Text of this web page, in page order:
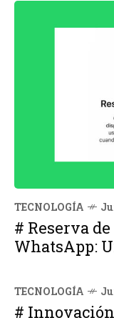
TECNOLOGÍA
# Reserva
WhatsApp:
TECNOLOGÍA
#